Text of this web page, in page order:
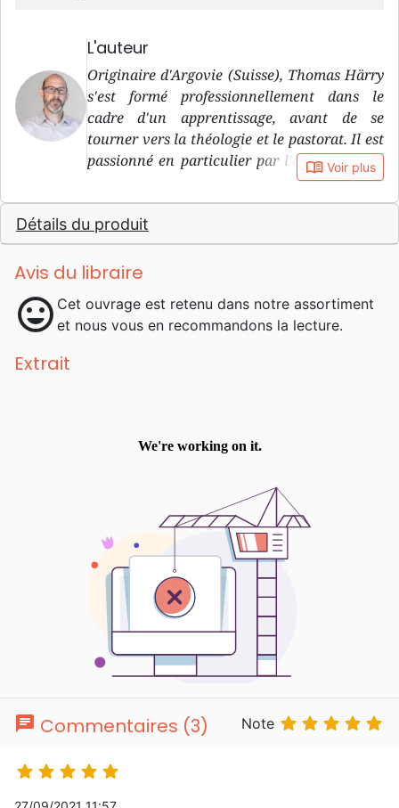
L'auteur
Originaire d'Argovie (Suisse), Thomas Härry
s'est formé professionnellement dans le
cadre d'un apprentissage, avant de se
tourner vers la théologie et le pastorat. Il est
passionné en particulier par l'enseignement
du Nouveau Testament et le le
développement de l'Eglise.
book_open Voir plus
Détails du produit
Avis du libraire
mood Cet ouvrage est retenu dans notre assortiment
et nous vous en recommandons la lecture.
Extrait
chat Commentaires (3) Note     
    